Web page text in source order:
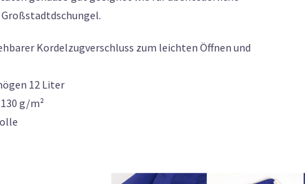
Kordelzugverschluss zum leichten Öffnen und
12 Liter
g/m²